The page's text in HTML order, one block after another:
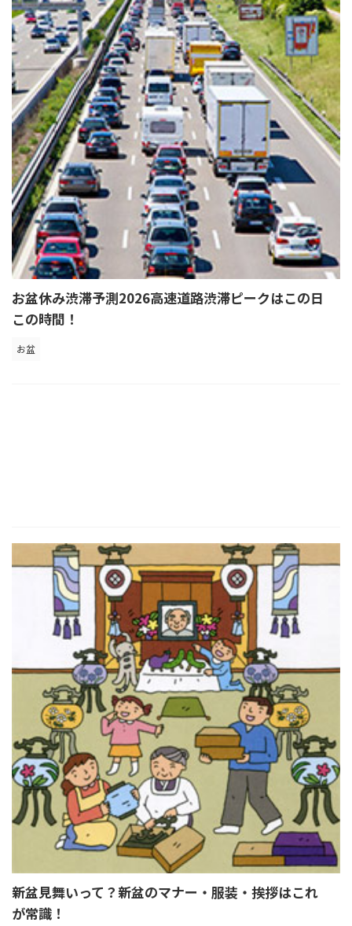
お盆休み渋滞予測2026高速道路渋滞ピークはこの日
この時間！
お盆
新盆見舞いって？新盆のマナー・服装・挨拶はこれ
が常識！